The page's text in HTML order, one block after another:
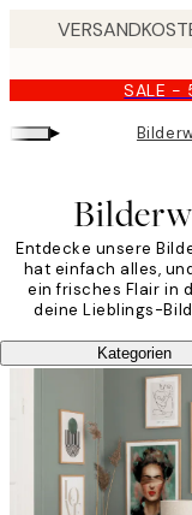
content.
SALE -
▸
Entdecke unsere
hat einfach alles,
ein frisches Flair in
deine Lieblings-
Kategorien